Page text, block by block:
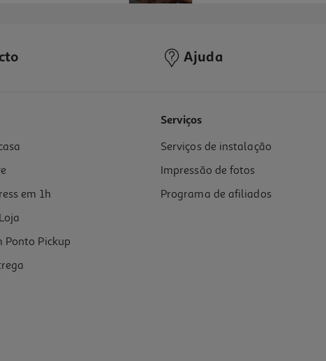
Ajuda
em 1h
Ponto Pickup
Serviços
Serviços de instalação
Impressão de fotos
Programa de afiliados